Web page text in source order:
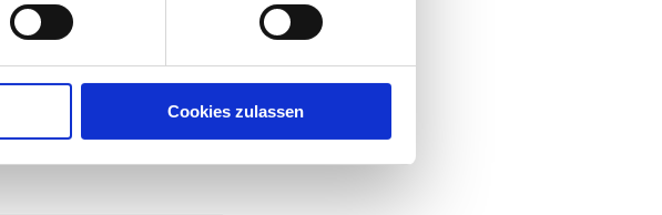
Cookies zulassen